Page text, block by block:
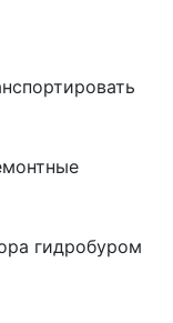
гидробуром